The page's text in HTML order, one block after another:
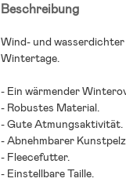
Beschreibung
Wind- und
Wintertage.
- Ein wärmender
- Robustes Material.
- Gute Atmungsaktivität.
- Abnehmbarer
- Fleecefutter.
- Einstellbare Taille.